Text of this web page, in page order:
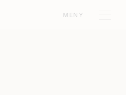
MENY